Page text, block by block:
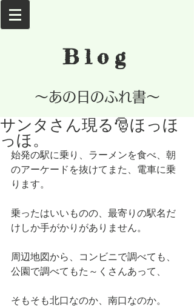
Blog
​～あの日のふれ書～
サンタさん現る🎅ほっほ
っほ。
始発の駅に乗り、ラーメンを食べ、朝
のアーケードを抜けてまた、電車に乗
ります。
乗ったはいいものの、最寄りの駅名だ
けしか手がかりがありません。
周辺地図から、コンビニで調べても、
公園で調べてもた～くさんあって、
そもそも北口なのか、南口なのか。